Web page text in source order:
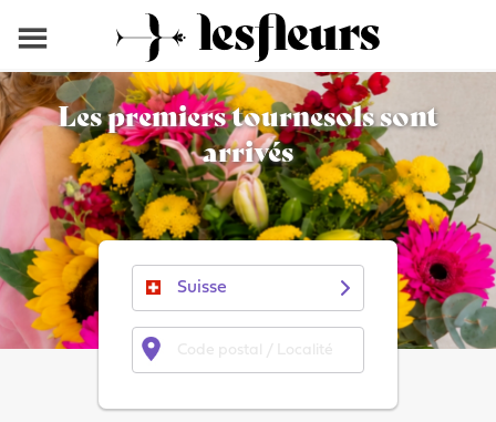
Les premiers tournesols sont
arrivés